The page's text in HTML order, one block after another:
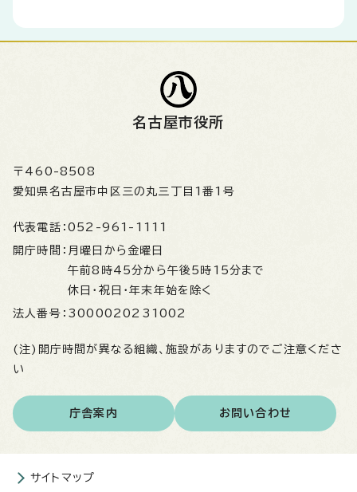
名古屋市役所
〒460-8508
愛知県名古屋市中区三の丸三丁目1番1号
代表電話： 052-961-1111
開庁時間： 月曜日から金曜日
午前8時45分から午後5時15分まで
休日・祝日・年末年始を除く
法人番号： 3000020231002
(注)開庁時間が異なる組織、施設がありますのでご注意くださ
い
庁舎案内 お問い合わせ
サイトマップ